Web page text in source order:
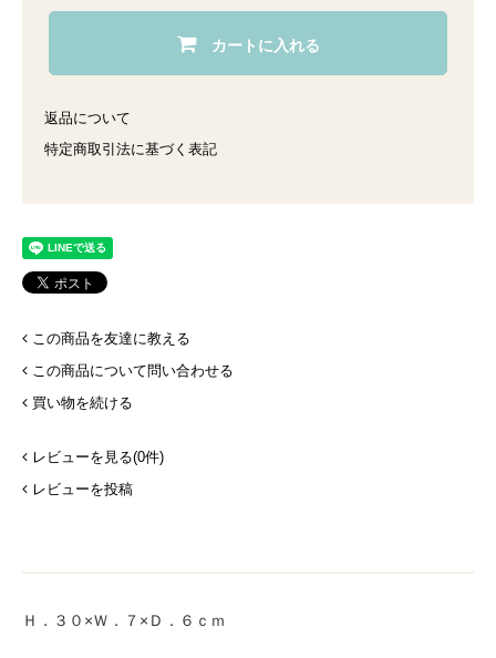
カートに入れる
返品について
特定商取引法に基づく表記
この商品を友達に教える
この商品について問い合わせる
買い物を続ける
レビューを見る(0件)
レビューを投稿
Ｈ．３０×Ｗ．７×Ｄ．６ｃｍ